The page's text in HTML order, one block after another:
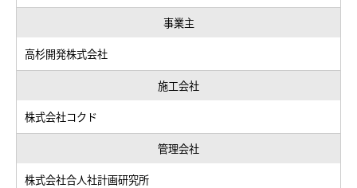
事業主
高杉開発株式会社
施工会社
株式会社コクド
管理会社
株式会社合人社計画研究所